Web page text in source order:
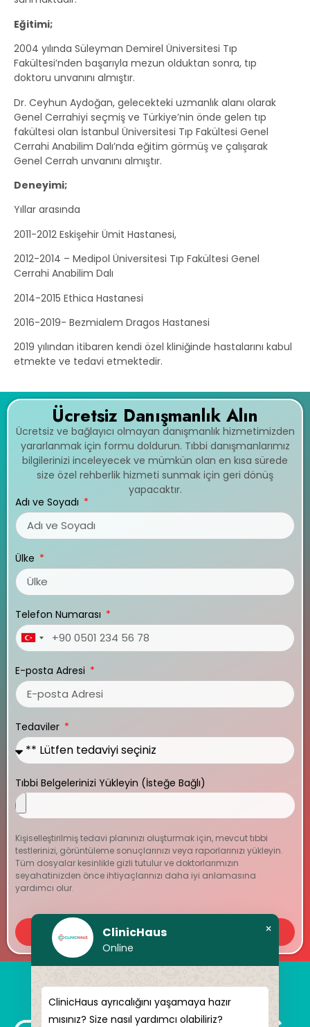
Eğitimi;
2004 yılında Süleyman Demirel Üniversitesi Tıp
Fakültesi’nden başarıyla mezun olduktan sonra, tıp
doktoru unvanını almıştır.
Dr. Ceyhun Aydoğan, gelecekteki uzmanlık alanı olarak
Genel Cerrahiyi seçmiş ve Türkiye’nin önde gelen tıp
fakültesi olan İstanbul Üniversitesi Tıp Fakültesi Genel
Cerrahi Anabilim Dalı’nda eğitim görmüş ve çalışarak
Genel Cerrah unvanını almıştır.
Deneyimi;
Yıllar arasında
2011-2012 Eskişehir Ümit Hastanesi,
2012-2014 – Medipol Üniversitesi Tıp Fakültesi Genel
Cerrahi Anabilim Dalı
2014-2015 Ethica Hastanesi
2016-2019- Bezmialem Dragos Hastanesi
2019 yılından itibaren kendi özel kliniğinde hastalarını kabul
etmekte ve tedavi etmektedir.
Ücretsiz Danışmanlık Alın
Ücretsiz ve bağlayıcı olmayan danışmanlık hizmetimizden
yararlanmak için formu doldurun. Tıbbi danışmanlarımız
bilgilerinizi inceleyecek ve mümkün olan en kısa sürede
size özel rehberlik hizmeti sunmak için geri dönüş
yapacaktır.
Adı ve Soyadı
Ülke
Telefon Numarası
Turkey
E-posta Adresi
Tedaviler
Tıbbi Belgelerinizi Yükleyin (İsteğe Bağlı)
Kişiselleştirilmiş tedavi planınızı oluşturmak için, mevcut tıbbi
testlerinizi, görüntüleme sonuçlarınızı veya raporlarınızı yükleyin.
Tüm dosyalar kesinlikle gizli tutulur ve doktorlarımızın
seyahatinizden önce ihtiyaçlarınızı daha iyi anlamasına
yardımcı olur.
FORMU GÖNDER
ClinicHaus
Online
×
ClinicHaus ayrıcalığını yaşamaya hazır
mısınız? Size nasıl yardımcı olabiliriz?